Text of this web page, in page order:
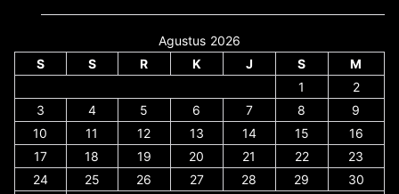
Agustus 2026
S
S R K J S
M
1
2
3
4 5 6 7 8
9
10
11 12 13 14 15
16
17
18 19 20 21 22
23
24
25 26 27 28 29
30